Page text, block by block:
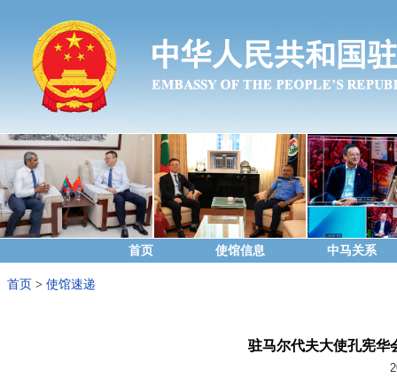
首页 使馆信息 中马关系
首页 > 使馆速递
驻马尔代夫大使孔宪华